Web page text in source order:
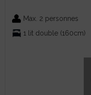
Max. 2 personnes
1 lit double (160cm)